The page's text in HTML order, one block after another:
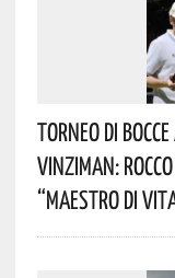
Torneo Di
Vinziman:
“Maestro Di